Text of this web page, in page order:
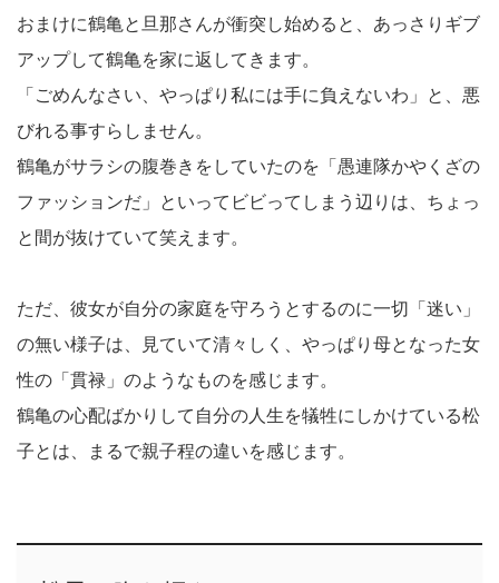
おまけに鶴亀と旦那さんが衝突し始めると、あっさりギブ
アップして鶴亀を家に返してきます。
「ごめんなさい、やっぱり私には手に負えないわ」と、悪
びれる事すらしません。
鶴亀がサラシの腹巻きをしていたのを「愚連隊かやくざの
ファッションだ」といってビビってしまう辺りは、ちょっ
と間が抜けていて笑えます。
ただ、彼女が自分の家庭を守ろうとするのに一切「迷い」
の無い様子は、見ていて清々しく、やっぱり母となった女
性の「貫禄」のようなものを感じます。
鶴亀の心配ばかりして自分の人生を犠牲にしかけている松
子とは、まるで親子程の違いを感じます。